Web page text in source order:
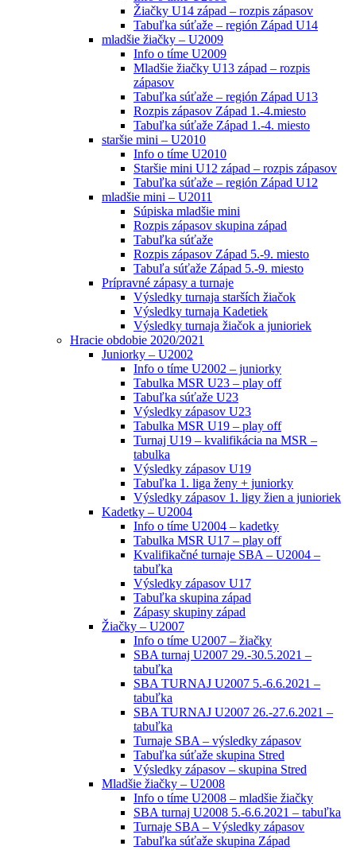
Žiačky U14 západ – rozpis zápasov
Tabuľka súťaže – región Západ U14
mladšie žiačky – U2009
Info o tíme U2009
Mladšie žiačky U13 západ – rozpis
zápasov
Tabuľka súťaže – región Západ U13
Rozpis zápasov Západ 1.-4.miesto
Tabuľka súťaže Západ 1.-4. miesto
staršie mini – U2010
Info o tíme U2010
Staršie mini U12 západ – rozpis zápasov
Tabuľka súťaže – región Západ U12
mladšie mini – U2011
Súpiska mladšie mini
Rozpis zápasov skupina západ
Tabuľka súťaže
Rozpis zápasov Západ 5.-9. miesto
Tabuľa súťaže Západ 5.-9. miesto
Prípravné zápasy a turnaje
Výsledky turnaja starších žiačok
Výsledky turnaja Kadetiek
Výsledky turnaja žiačok a junioriek
Hracie obdobie 2020/2021
Juniorky – U2002
Info o tíme U2002 – juniorky
Tabulka MSR U23 – play off
Tabuľka súťaže U23
Výsledky zápasov U23
Tabulka MSR U19 – play off
Turnaj U19 – kvalifikácia na MSR –
tabulka
Výsledky zápasov U19
Tabuľka 1. liga ženy + juniorky
Výsledky zápasov 1. ligy žien a junioriek
Kadetky – U2004
Info o tíme U2004 – kadetky
Tabulka MSR U17 – play off
Kvalifikačné turnaje SBA – U2004 –
tabuľka
Výsledky zápasov U17
Tabuľka skupina západ
Zápasy skupiny západ
Žiačky – U2007
Info o tíme U2007 – žiačky
SBA turnaj U2007 29.-30.5.2021 –
tabuľka
SBA TURNAJ U2007 5.-6.6.2021 –
tabuľka
SBA TURNAJ U2007 26.-27.6.2021 –
tabuľka
Turnaje SBA – výsledky zápasov
Tabuľka súťaže skupina Stred
Výsledky zápasov – skupina Stred
Mladšie žiačky – U2008
Info o tíme U2008 – mladšie žiačky
SBA turnaj U2008 5.-6.6.2021 – tabuľka
Turnaje SBA – Výsledky zápasov
Tabuľka súťaže skupina Západ